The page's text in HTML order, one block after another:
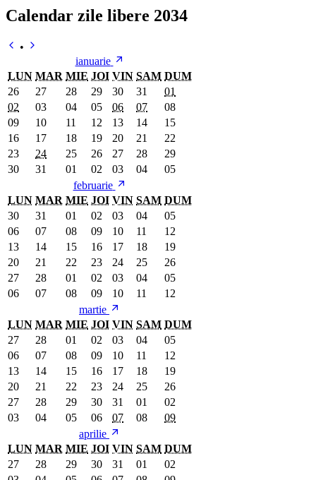
Calendar zile libere 2034
•
ianuarie
LUN MAR MIE JOI VIN SAM DUM
26
27 28 29 30 31
01
02
03 04 05 06 07
08
09
10 11 12 13 14
15
16
17 18 19 20 21
22
23
24 25 26 27 28
29
30
31 01 02 03 04
05
februarie
LUN MAR MIE JOI VIN SAM DUM
30
31 01 02 03 04
05
06
07 08 09 10 11
12
13
14 15 16 17 18
19
20
21 22 23 24 25
26
27
28 01 02 03 04
05
06
07 08 09 10 11
12
martie
LUN MAR MIE JOI VIN SAM DUM
27
28 01 02 03 04
05
06
07 08 09 10 11
12
13
14 15 16 17 18
19
20
21 22 23 24 25
26
27
28 29 30 31 01
02
03
04 05 06 07 08
09
aprilie
LUN MAR MIE JOI VIN SAM DUM
27
28 29 30 31 01
02